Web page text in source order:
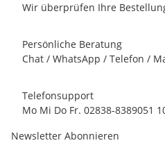
Wir überprüfen Ihre
Persönliche Beratung
Chat / WhatsApp / Telefon /
Telefonsupport
Mo Mi Do Fr. 02838-8389051
Newsletter Abonnieren